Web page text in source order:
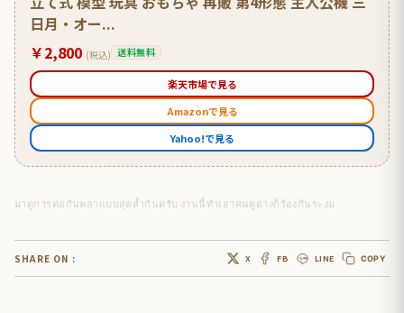
日月・オー...
￥2,800 (税込) 送料無料
楽天市場で見る
Amazonで見る
Yahoo!で見る
มาดูการต่อกันพลาแบบสุดล้ำกันครับ งานนี้ทำเอาคนดูต่างก็ร้องกันระงม
SHARE ON : X FB LINE COPY